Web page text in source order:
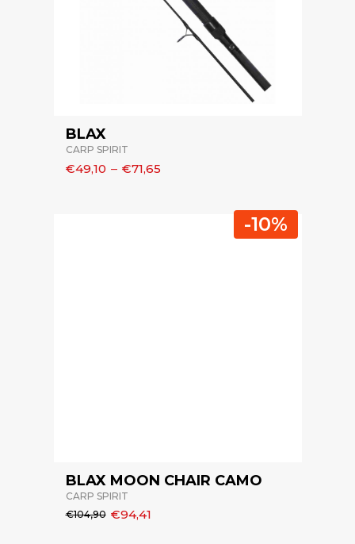
BLAX
CARP SPIRIT
€49,10 – €71,65
-10%
BLAX MOON CHAIR CAMO
CARP SPIRIT
€104,90 €94,41